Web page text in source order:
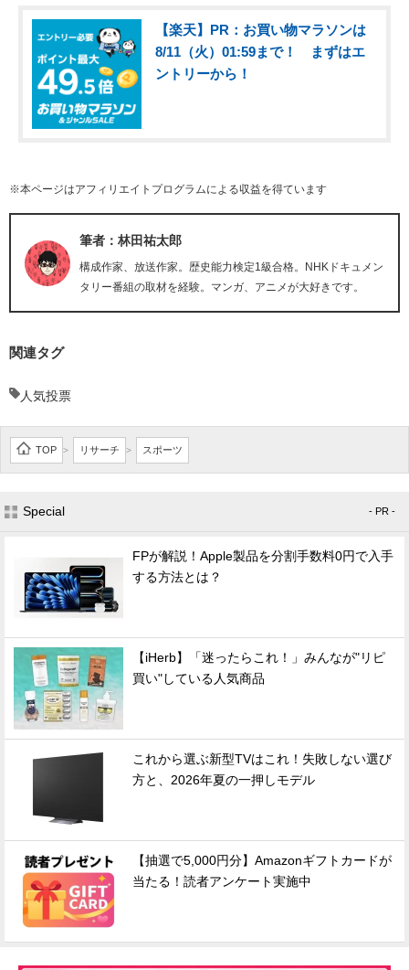
【楽天】PR：お買い物マラソンは
8/11（火）01:59まで！ まずはエ
ントリーから！
※本ページはアフィリエイトプログラムによる収益を得ています
筆者：林田祐太郎
構成作家、放送作家。歴史能力検定1級合格。NHKドキュメン
タリー番組の取材を経験。マンガ、アニメが大好きです。
関連タグ
人気投票
TOP > リサーチ > スポーツ
Special - PR -
FPが解説！Apple製品を分割手数料0円で入手
する方法とは？
【iHerb】「迷ったらこれ！」みんなが"リピ
買い"している人気商品
これから選ぶ新型TVはこれ！失敗しない選び
方と、2026年夏の一押しモデル
【抽選で5,000円分】Amazonギフトカードが
当たる！読者アンケート実施中